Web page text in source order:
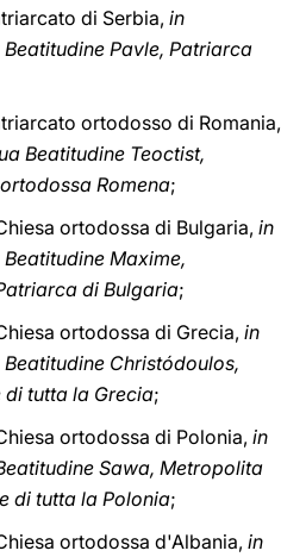
di Serbia, in
Pavle, Patriarca
ortodosso di Romania,
Beatitudine Teoctist,
Romena;
ortodossa di Bulgaria, in
Maxime,
di Bulgaria;
ortodossa di Grecia, in
Christódoulos,
tutta la Grecia;
ortodossa di Polonia, in
Sawa, Metropolita
di tutta la Polonia;
ortodossa d'Albania, in